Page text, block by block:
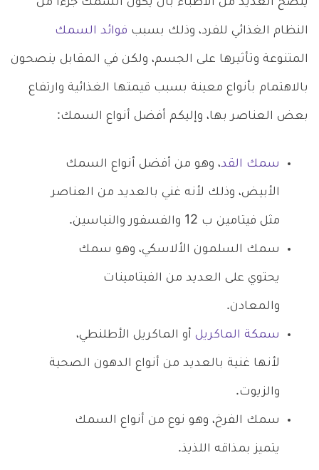
النظام الغذائي للفرد، وذلك بسبب فوائد السمك
المتنوعة وتأثيرها على الجسم، ولكن في المقابل ينصحون
بالاهتمام بأنواع معينة بسبب قيمتها الغذائية وارتفاع
بعض العناصر بها، وإليكم أفضل أنواع السمك:
سمك القد، وهو من أفضل أنواع السمك
الأبيض، وذلك لأنه غني بالعديد من العناصر
مثل فيتامين ب 12 والفسفور والنياسين.
سمك السلمون الألاسكي، وهو سمك
يحتوي على العديد من الفيتامينات
والمعادن.
سمكة الماكريل أو الماكريل الأطلنطي،
لأنها غنية بالعديد من أنواع الدهون الصحية
والزيوت.
سمك الفرخ، وهو نوع من أنواع السمك
يتميز بمذاقه اللذيذ.